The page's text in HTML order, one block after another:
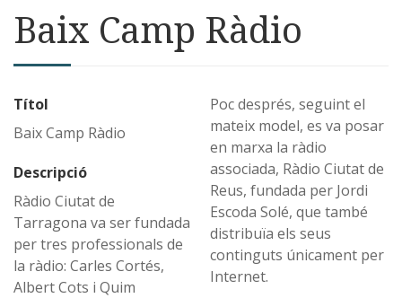
Baix Camp Ràdio
Títol
Baix Camp Ràdio
Descripció
Ràdio Ciutat de
Tarragona va ser fundada
per tres professionals de
la ràdio: Carles Cortés,
Albert Cots i Quim
Poc després, seguint el
mateix model, es va posar
en marxa la ràdio
associada, Ràdio Ciutat de
Reus, fundada per Jordi
Escoda Solé, que també
distribuïa els seus
continguts únicament per
Internet.